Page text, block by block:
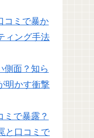
コミで暴か
ィング手法
側面？知ら
明かす衝撃
ミで暴露？
と口コミで